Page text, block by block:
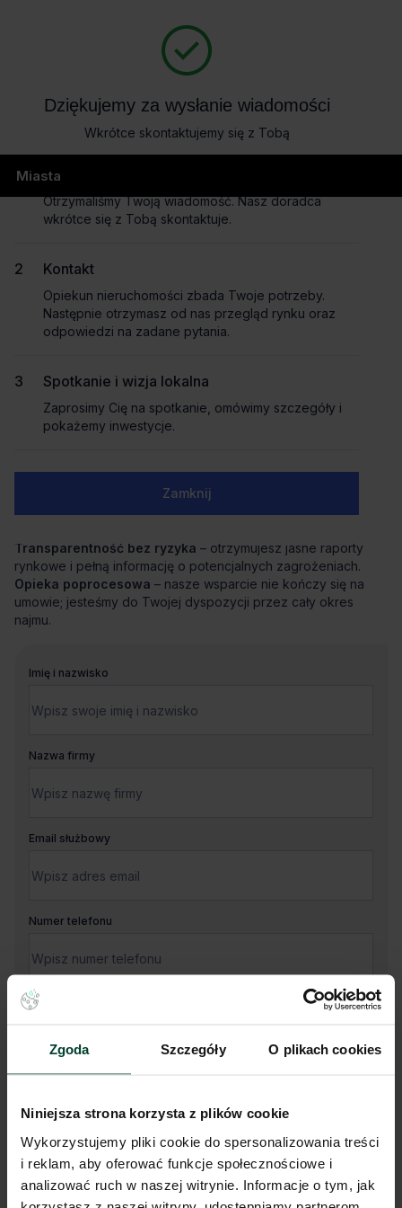
Zgoda Szczegóły O plikach cookies
Niniejsza strona korzysta z plików cookie
Wykorzystujemy pliki cookie do spersonalizowania treści
i reklam, aby oferować funkcje społecznościowe i
analizować ruch w naszej witrynie. Informacje o tym, jak
404
page not found
Miasta
wybrać biuro dopasowane do Twojej firmy.
Napisz do nas!
Płynny proces i oszczędność czasu
skoordynuje cały proces od analizy potrzeb po
przeprowadzkę.
bezpieczną umowę.
Wsparcie techniczne i aranżacyjne
definiujemy standard biura i pomagamy w jego
Transparentność bez ryzyka – otrzymujesz jasne raporty
rynkowe i pełną informację o potencjalnych zagrożeniach.
Opieka poprocesowa – nasze wsparcie nie kończy się na
umowie; jesteśmy do Twojej dyspozycji przez cały okres
najmu.
Imię i nazwisko
Nazwa firmy
Email służbowy
Numer telefonu
Twoja wiadomość
Administratorem Państwa danych osobowych jest CBRE sp. z o.
o. z siedzibą w Warszawie, Rondo Daszyńskiego 1, 00-843
Warszawa (dalej „Administrator”).
Dziękujemy za wysłanie wiadomości
Wkrótce skontaktujemy się z Tobą
Wysłanie wiadomości
Otrzymaliśmy Twoją wiadomość. Nasz doradca
wkrótce się z Tobą skontaktuje.
Kontakt
Opiekun nieruchomości zbada Twoje potrzeby.
Następnie otrzymasz od nas przegląd rynku oraz
odpowiedzi na zadane pytania.
Spotkanie i wizja lokalna
Zaprosimy Cię na spotkanie, omówimy szczegóły i
pokażemy inwestycje.
Zamknij